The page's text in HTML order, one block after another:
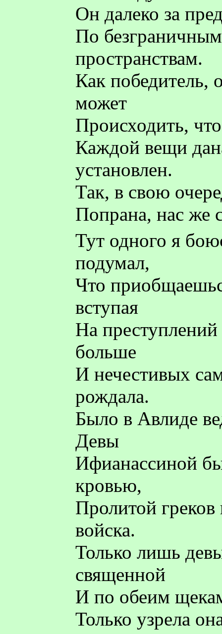
Он далеко за
По
пространствам.
Как победитель,
может
Происходить,
Каждой вещи
установлен.
Так, в свою
Попрана, нас же
Тут одного я
подумал,
Что
вступая
На
больше
И нечестивых
рождала.
Было в Авлиде
Девы
Ифианассиной
кровью,
Пролитой
войска.
Только лишь
священной
И по обеим
Только узрела